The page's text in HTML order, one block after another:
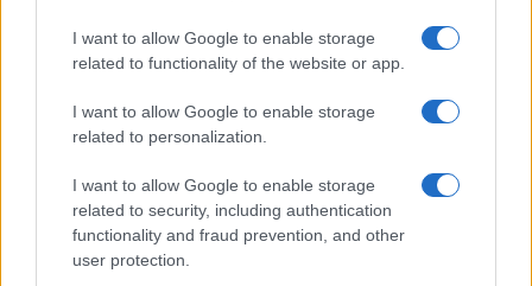
I want to allow Google to enable storage
related to functionality of the website or app.
I want to allow Google to enable storage
related to personalization.
I want to allow Google to enable storage
related to security, including authentication
functionality and fraud prevention, and other
user protection.
Συντάξεις Σεπτεμβρίου 2026: Πότε θα γίνουν
οι πληρωμές
Πληρωμές e-
πληρώνονται